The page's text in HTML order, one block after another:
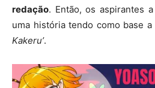
redação. Então, os aspirantes
uma história tendo como base a
Kakeru’.